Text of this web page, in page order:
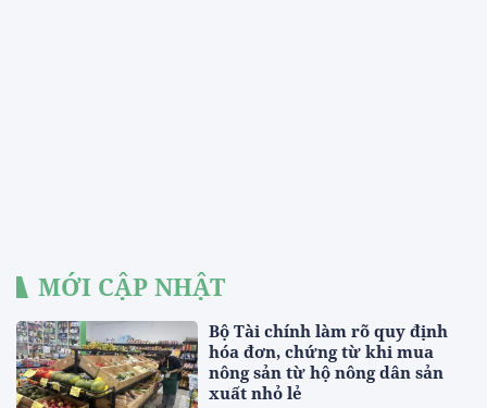
MỚI CẬP NHẬT
Bộ Tài chính làm rõ quy định
hóa đơn, chứng từ khi mua
nông sản từ hộ nông dân sản
xuất nhỏ lẻ